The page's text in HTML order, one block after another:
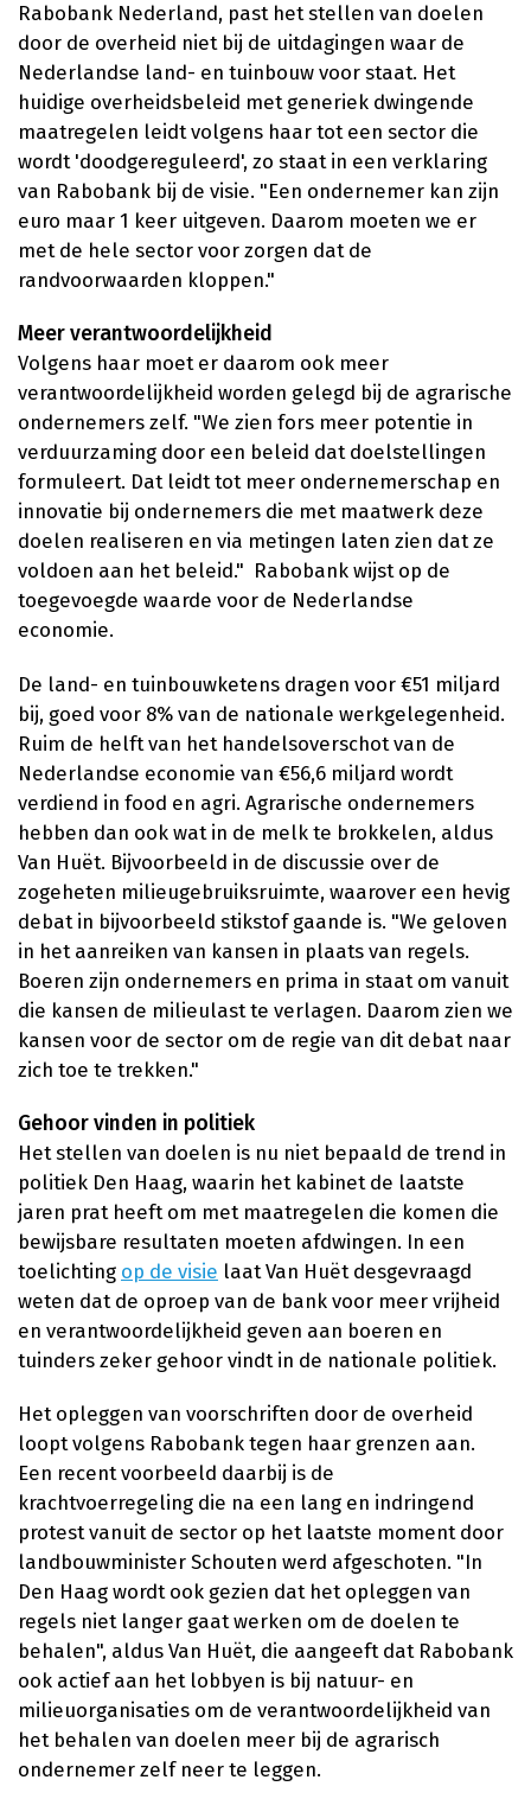
Rabobank Nederland, past het stellen van doelen
door de overheid niet bij de uitdagingen waar de
Nederlandse land- en tuinbouw voor staat. Het
huidige overheidsbeleid met generiek dwingende
maatregelen leidt volgens haar tot een sector die
wordt 'doodgereguleerd', zo staat in een verklaring
van Rabobank bij de visie. "Een ondernemer kan zijn
euro maar 1 keer uitgeven. Daarom moeten we er
met de hele sector voor zorgen dat de
randvoorwaarden kloppen."
Meer verantwoordelijkheid
Volgens haar moet er daarom ook meer
verantwoordelijkheid worden gelegd bij de agrarische
ondernemers zelf. "We zien fors meer potentie in
verduurzaming door een beleid dat doelstellingen
formuleert. Dat leidt tot meer ondernemerschap en
innovatie bij ondernemers die met maatwerk deze
doelen realiseren en via metingen laten zien dat ze
voldoen aan het beleid." Rabobank wijst op de
toegevoegde waarde voor de Nederlandse
economie.
De land- en tuinbouwketens dragen voor €51 miljard
bij, goed voor 8% van de nationale werkgelegenheid.
Ruim de helft van het handelsoverschot van de
Nederlandse economie van €56,6 miljard wordt
verdiend in food en agri. Agrarische ondernemers
hebben dan ook wat in de melk te brokkelen, aldus
Van Huët. Bijvoorbeeld in de discussie over de
zogeheten milieugebruiksruimte, waarover een hevig
debat in bijvoorbeeld stikstof gaande is. "We geloven
in het aanreiken van kansen in plaats van regels.
Boeren zijn ondernemers en prima in staat om vanuit
die kansen de milieulast te verlagen. Daarom zien we
kansen voor de sector om de regie van dit debat naar
zich toe te trekken."
Gehoor vinden in politiek
Het stellen van doelen is nu niet bepaald de trend in
politiek Den Haag, waarin het kabinet de laatste
jaren prat heeft om met maatregelen die komen die
bewijsbare resultaten moeten afdwingen. In een
toelichting op de visie laat Van Huët desgevraagd
weten dat de oproep van de bank voor meer vrijheid
en verantwoordelijkheid geven aan boeren en
tuinders zeker gehoor vindt in de nationale politiek.
Het opleggen van voorschriften door de overheid
loopt volgens Rabobank tegen haar grenzen aan.
Een recent voorbeeld daarbij is de
krachtvoerregeling die na een lang en indringend
protest vanuit de sector op het laatste moment door
landbouwminister Schouten werd afgeschoten. "In
Den Haag wordt ook gezien dat het opleggen van
regels niet langer gaat werken om de doelen te
behalen", aldus Van Huët, die aangeeft dat Rabobank
ook actief aan het lobbyen is bij natuur- en
milieuorganisaties om de verantwoordelijkheid van
het behalen van doelen meer bij de agrarisch
ondernemer zelf neer te leggen.